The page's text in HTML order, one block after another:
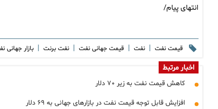
انتهای پیام/
قیمت نفت | نفت | قیمت جهانی نفت | نفت برنت | بازار جهانی
اخبار مرتبط
کاهش قیمت نفت به زیر ۷۰ دلار
افزایش قابل توجه قیمت نفت در بازارهای جهانی به ۶۹ دلار